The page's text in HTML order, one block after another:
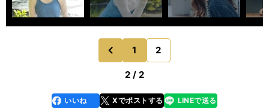
前
1 2
2 / 2
faceboo
k
いいね Xでポストする
line LINEで送る